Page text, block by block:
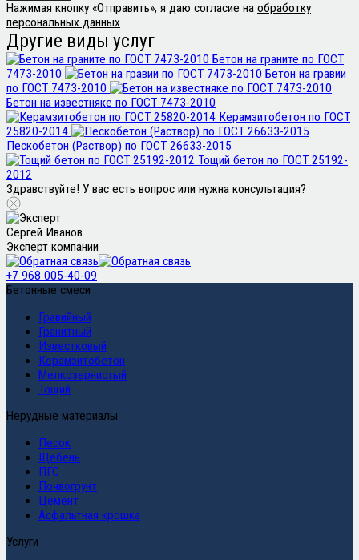
Нажимая кнопку «Отправить», я даю согласие на обработку
персональных данных.
Другие виды услуг
Бетон на граните по ГОСТ
7473-2010
Бетон на гравии
по ГОСТ 7473-2010
Бетон на известняке по ГОСТ 7473-2010
Керамзитобетон по ГОСТ
25820-2014
Пескобетон (Раствор) по ГОСТ 26633-2015
Тощий бетон по ГОСТ 25192-
2012
Здравствуйте! У вас есть вопрос или нужна консультация?
Сергей Иванов
Эксперт компании
+7 968 005-40-09
Бетонные смеси
Гравийный
Гранитный
Известковый
Керамзитобетон
Мелкозернистый
Тощий
Нерудные материалы
Песок
Щебень
ПГС
Почвогрунт
Цемент
Асфальтная крошка
Услуги